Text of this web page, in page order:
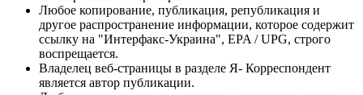
Любое копирование, публикация, републикация и
другое распространение информации, которое содержит
ссылку на "Интерфакс-Украина", EPA / UPG, строго
воспрещается.
Владелец веб-страницы в разделе Я- Корреспондент
является автор публикации.